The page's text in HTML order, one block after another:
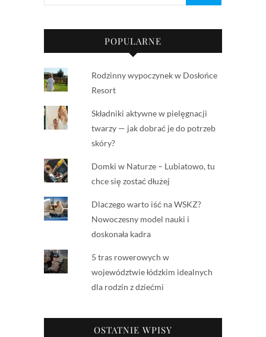
POPULARNE
Rodzinny wypoczynek w Dosłońce
Resort
Składniki aktywne w pielęgnacji
twarzy — jak dobrać je do potrzeb
skóry?
Domki w Naturze – Lubiatowo, tu
chce się zostać dłużej
Dlaczego warto iść na WSKZ?
Nowoczesny model nauki i
doskonała kadra
5 tras rowerowych w
województwie łódzkim idealnych
dla rodzin z dziećmi
OSTATNIE WPISY